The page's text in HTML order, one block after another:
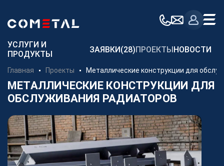
Для заказчиков
Механическая обработка металла на заказ
Производство металлоконструкций
Заготовительное производство металла
Производство и поставка метизов
Поставка металлопроката
Порошковые стали
Аддитивное производство
УСЛУГИ И
ПРОДУКТЫ
ЗАЯВКИ(28)ПРОЕКТЫНОВОСТИ
Главная Проекты Металлические конструкции для
МЕТАЛЛИЧЕСКИЕ КОНСТРУКЦИИ ДЛЯ
ОБСЛУЖИВАНИЯ РАДИАТОРОВ